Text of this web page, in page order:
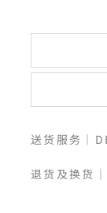
送货服务｜
退货及换货